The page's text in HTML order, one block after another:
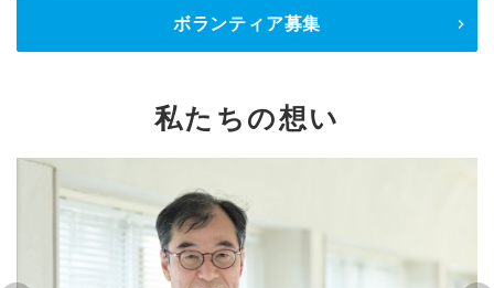
ボランティア募集
私たちの想い